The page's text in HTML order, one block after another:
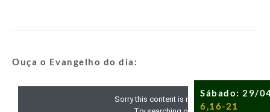
Ouça o Evangelho do dia:
Sábado: 29/
6,16-21